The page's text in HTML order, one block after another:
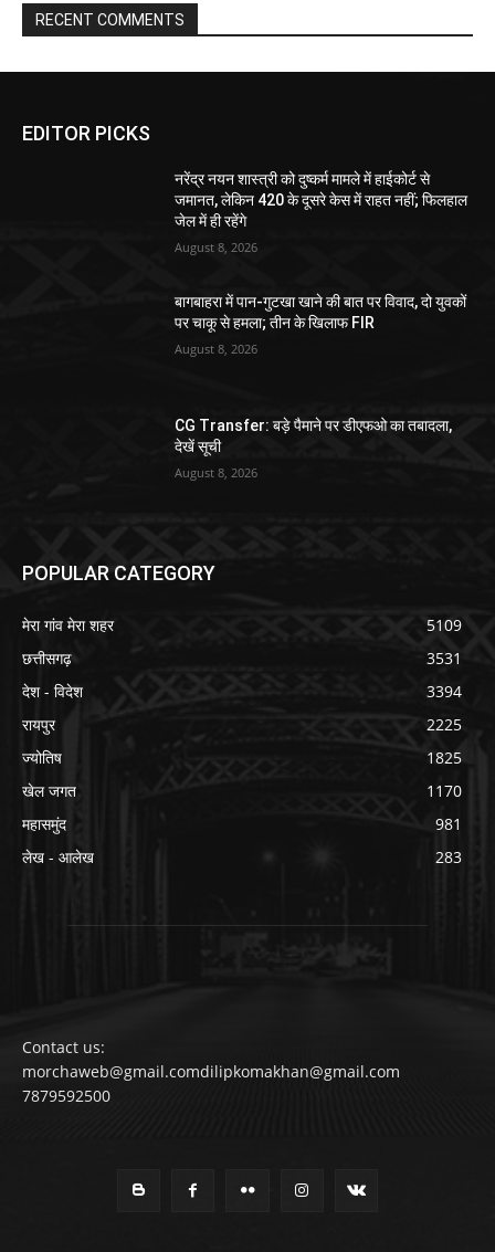
RECENT COMMENTS
EDITOR PICKS
नरेंद्र नयन शास्त्री को दुष्कर्म मामले में हाईकोर्ट से
जमानत, लेकिन 420 के दूसरे केस में राहत नहीं; फिलहाल
जेल में ही रहेंगे
August 8, 2026
बागबाहरा में पान-गुटखा खाने की बात पर विवाद, दो युवकों
पर चाकू से हमला; तीन के खिलाफ FIR
August 8, 2026
CG Transfer: बड़े पैमाने पर डीएफओ का तबादला,
देखें सूची
August 8, 2026
POPULAR CATEGORY
मेरा गांव मेरा शहर
5109
छत्तीसगढ़
3531
देश - विदेश
3394
रायपुर
2225
ज्योतिष
1825
खेल जगत
1170
महासमुंद
981
लेख - आलेख
283
Contact us:
morchaweb@gmail.comdilipkomakhan@gmail.com
7879592500